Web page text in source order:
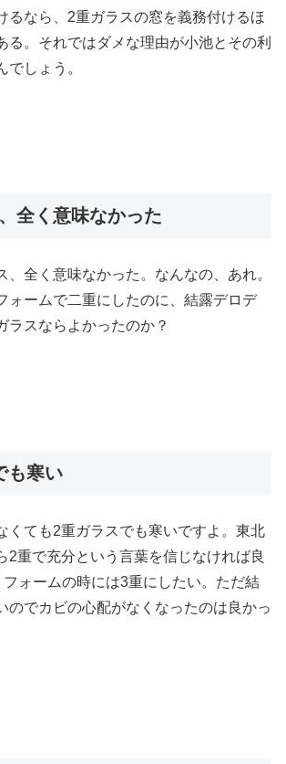
るなら、2重ガラスの窓を義務付けるほ
る。それではダメな理由が小池とその利
でしょう。
全く意味なかった
、全く意味なかった。なんなの、あれ。
ォームで二重にしたのに、結露デロデ
ラスならよかったのか？
も寒い
くても2重ガラスでも寒いですよ。東北
2重で充分という言葉を信じなければ良
ォームの時には3重にしたい。ただ結
のでカビの心配がなくなったのは良かっ